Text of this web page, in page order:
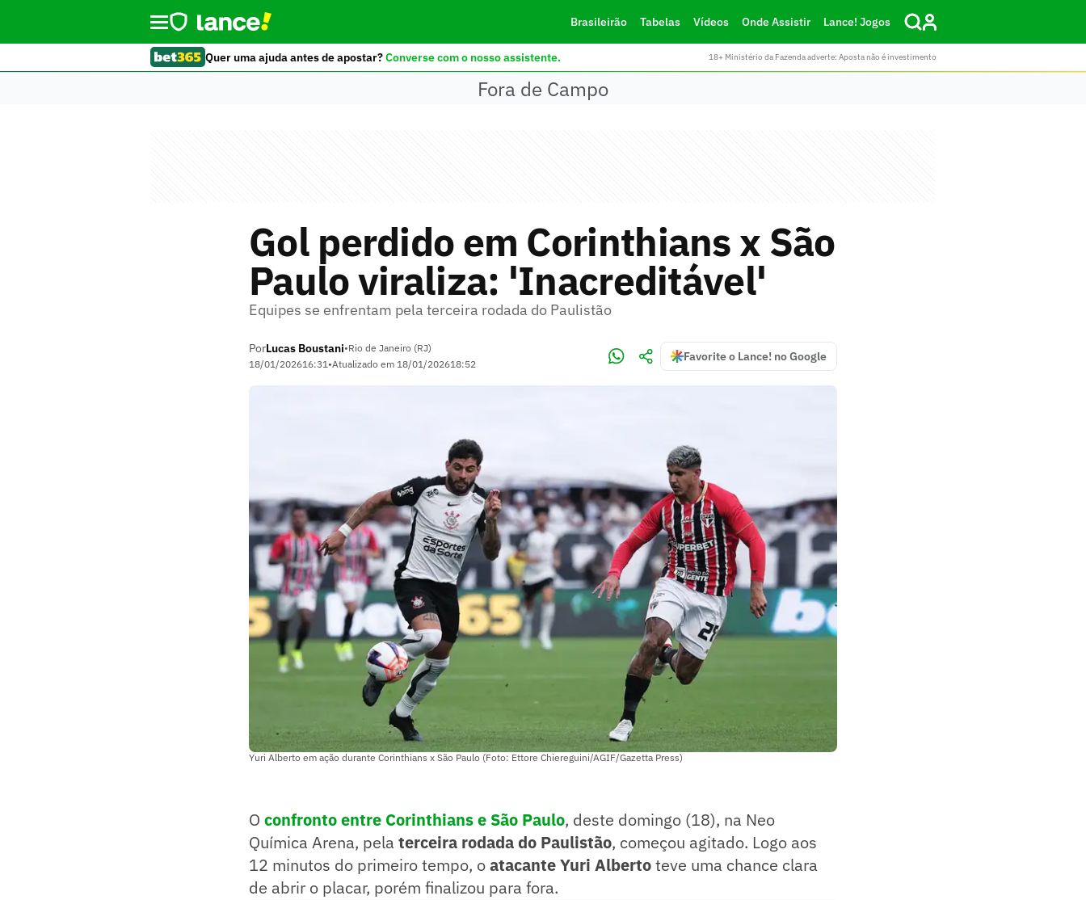
Brasileirão Tabelas Vídeos Onde Assistir Lance! Jogos
Quer uma ajuda antes de apostar?Converse com o nosso assistente. 18+ Ministério da Fazenda adverte: Aposta não é investimento
Fora de Campo
Gol perdido em Corinthians x São
Paulo viraliza: 'Inacreditável'
Equipes se enfrentam pela terceira rodada do Paulistão
PorLucas Boustani•Rio de Janeiro (RJ)
18/01/202616:31•Atualizado em 18/01/202618:52
Favorite o Lance! no Google
Yuri Alberto em ação durante Corinthians x São Paulo (Foto: Ettore Chiereguini/AGIF/Gazetta Press)
O confronto entre Corinthians e São Paulo, deste domingo (18), na Neo
Química Arena, pela terceira rodada do Paulistão, começou agitado. Logo aos
12 minutos do primeiro tempo, oatacante Yuri Albertoteve uma chance clara
de abrir o placar, porém finalizou para fora.